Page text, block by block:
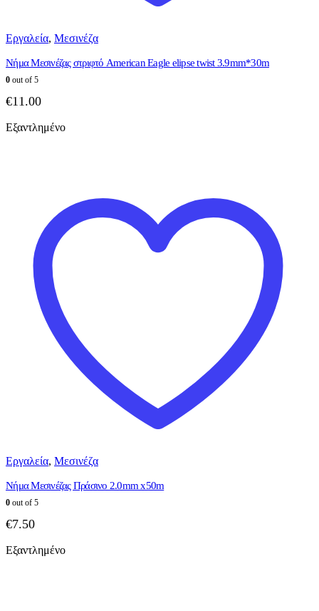
Εργαλεία, Μεσινέζα
Νήμα Μεσινέζας στριφτό American Eagle elipse twist 3.9mm*30m
0 out of 5
€11.00
Εξαντλημένο
Εργαλεία, Μεσινέζα
Νήμα Μεσινέζας Πράσινο 2.0mm x50m
0 out of 5
€7.50
Εξαντλημένο